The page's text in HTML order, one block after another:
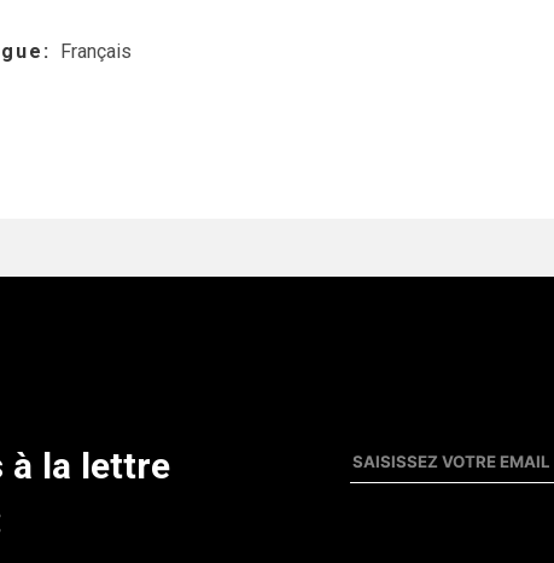
Français
à la lettre